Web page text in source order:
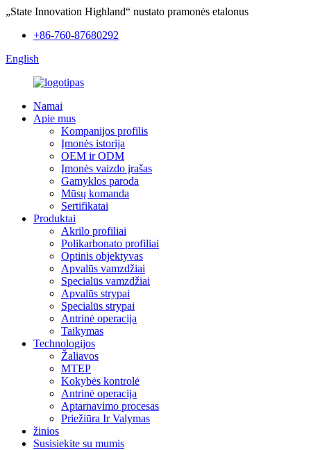
„State Innovation Highland“ nustato pramonės etalonus
+86-760-87680292
English
Namai
Apie mus
Kompanijos profilis
Įmonės istorija
OEM ir ODM
Įmonės vaizdo įrašas
Gamyklos paroda
Mūsų komanda
Sertifikatai
Produktai
Akrilo profiliai
Polikarbonato profiliai
Optinis objektyvas
Apvalūs vamzdžiai
Specialūs vamzdžiai
Apvalūs strypai
Specialūs strypai
Antrinė operacija
Taikymas
Technologijos
Žaliavos
MTEP
Kokybės kontrolė
Antrinė operacija
Aptarnavimo procesas
Priežiūra Ir Valymas
žinios
Susisiekite su mumis